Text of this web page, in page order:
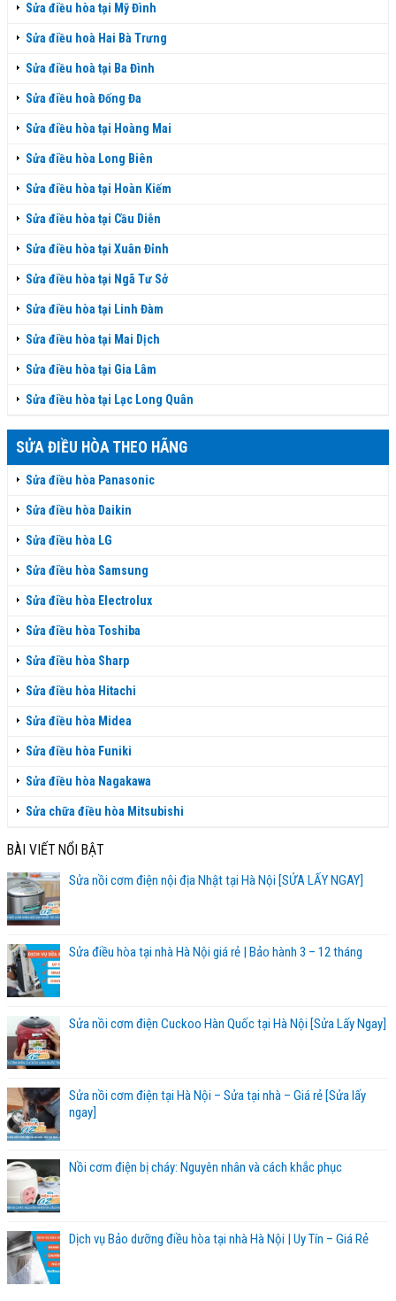
Sửa điều hòa tại Mỹ Đình
Sửa điều hoà Hai Bà Trưng
Sửa điều hoà tại Ba Đình
Sửa điều hoà Đống Đa
Sửa điều hòa tại Hoàng Mai
Sửa điều hòa Long Biên
Sửa điều hòa tại Hoàn Kiếm
Sửa điều hòa tại Cầu Diễn
Sửa điều hòa tại Xuân Đỉnh
Sửa điều hòa tại Ngã Tư Sở
Sửa điều hòa tại Linh Đàm
Sửa điều hòa tại Mai Dịch
Sửa điều hòa tại Gia Lâm
Sửa điều hòa tại Lạc Long Quân
SỬA ĐIỀU HÒA THEO HÃNG
Sửa điều hòa Panasonic
Sửa điều hòa Daikin
Sửa điều hòa LG
Sửa điều hòa Samsung
Sửa điều hòa Electrolux
Sửa điều hòa Toshiba
Sửa điều hòa Sharp
Sửa điều hòa Hitachi
Sửa điều hòa Midea
Sửa điều hòa Funiki
Sửa điều hòa Nagakawa
Sửa chữa điều hòa Mitsubishi
BÀI VIẾT NỔI BẬT
Sửa nồi cơm điện nội địa Nhật tại Hà Nội [SỬA LẤY NGAY]
Sửa điều hòa tại nhà Hà Nội giá rẻ | Bảo hành 3 – 12 tháng
Sửa nồi cơm điện Cuckoo Hàn Quốc tại Hà Nội [Sửa Lấy Ngay]
Sửa nồi cơm điện tại Hà Nội – Sửa tại nhà – Giá rẻ [Sửa lấy
ngay]
Nồi cơm điện bị cháy: Nguyên nhân và cách khắc phục
Dịch vụ Bảo dưỡng điều hòa tại nhà Hà Nội | Uy Tín – Giá Rẻ